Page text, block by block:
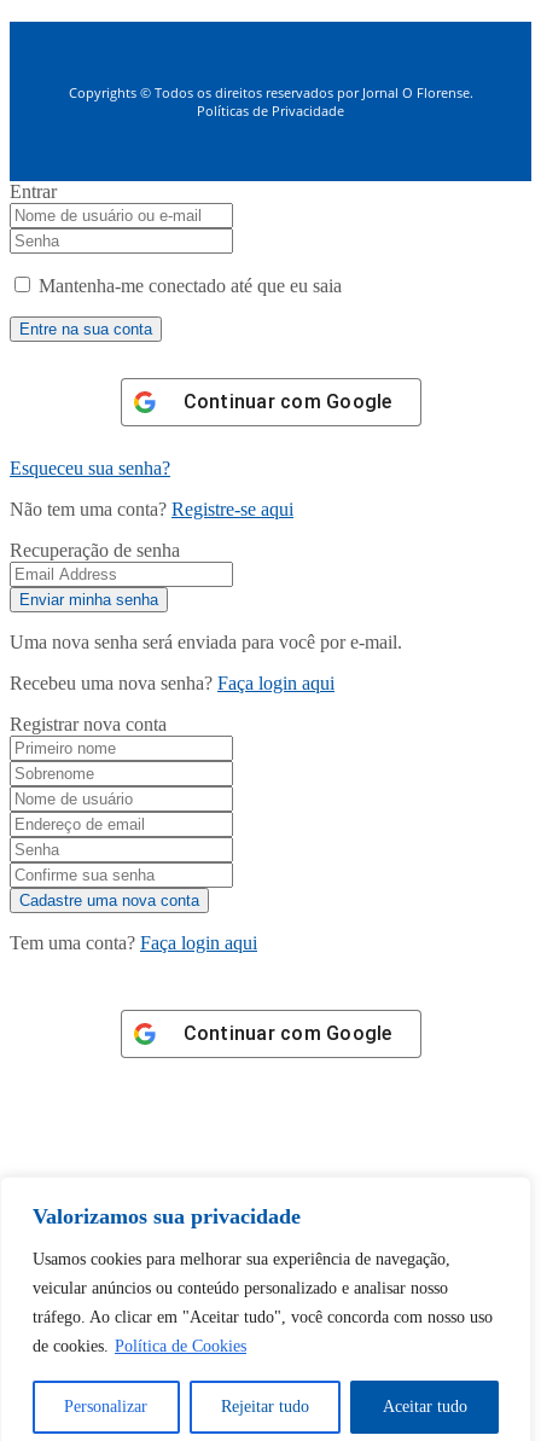
Valorizamos sua privacidade
Usamos cookies para melhorar sua experiência de navegação,
veicular anúncios ou conteúdo personalizado e analisar nosso
tráfego. Ao clicar em "Aceitar tudo", você concorda com nosso uso
de cookies. Política de Cookies
Personalizar Rejeitar tudo Aceitar tudo
Copyrights © Todos os direitos reservados por Jornal O Florense.
Políticas de Privacidade
Entrar
Mantenha-me conectado até que eu saia
Continuar com Google
Esqueceu sua senha?
Não tem uma conta? Registre-se aqui
Recuperação de senha
Uma nova senha será enviada para você por e-mail.
Recebeu uma nova senha? Faça login aqui
Registrar nova conta
Tem uma conta? Faça login aqui
Continuar com Google
Tem certeza de que deseja
desbloquear esta publicação?